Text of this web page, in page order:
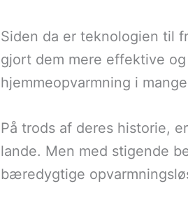
Siden da er teknologien til
gjort dem mere effektive
hjemmeopvarmning i
På trods af deres historie,
lande. Men med stigende
bæredygtige